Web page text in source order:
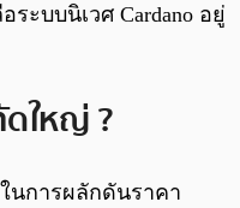
ระบบนิเวศ Cardano อยู่
ดใหญ่ ?
นการผลักดันราคา